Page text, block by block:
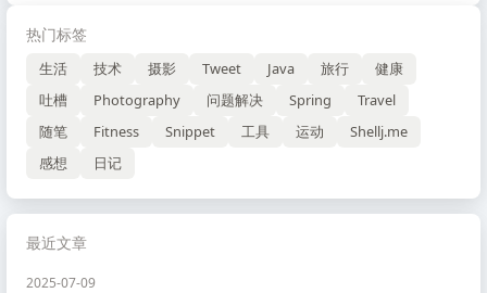
热门标签
生活 技术 摄影 Tweet Java 旅行
健康
吐槽
Photography 问题解决 Spring
Travel
随笔
Fitness Snippet 工具 运动
Shellj.me
感想
日记
最近文章
2025-07-09